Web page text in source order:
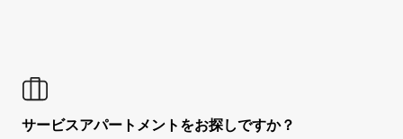
サービスアパートメントをお探しですか？